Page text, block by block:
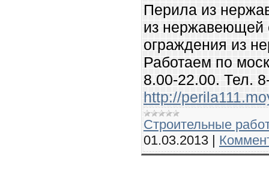
Перила из
из нержавеющей
ограждения из
Работаем по
8.00-22.00. Тел.
http://
Строительные
01.03.2013 |